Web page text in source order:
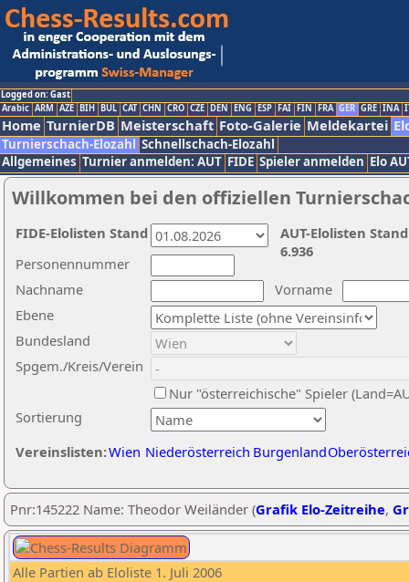
Logged on: Gast
Arabic ARM AZE BIH BUL CAT CHN CRO CZE DEN ENG ESP FAI FIN FRA GER GRE INA
Home TurnierDB Meisterschaft Foto-Galerie Meldekartei
Turnierschach-Elozahl Schnellschach-Elozahl
Allgemeines Turnier anmelden: AUT FIDE Spieler anmelden Elo
Willkommen bei den offiziellen
Nachname
Vorname
Ebene
Sortierung
Personennummer
Bundesland
Spgem./Kreis/Verein
Nur "österreichische" Spieler
Vereinslisten:Wien Niederösterreich Burgenland
AUT-Elolisten
6.936
FIDE-Elolisten Stand
Pnr:145222 Name: Theodor Weiländer (Grafik Elo-Zeitreihe,
Alle Partien ab Eloliste 1. Juli 2006